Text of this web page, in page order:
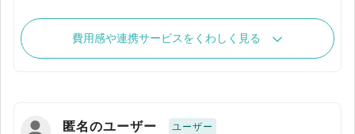
費用感や連携サービスをくわしく見る
匿名のユーザー ユーザー